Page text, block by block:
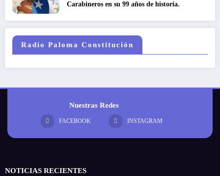
Carabineros en su 99 años de historia.
Radio Paloma Constitución
Nuestras Redes
FACEBOOK INSTAGRAM
NOTICIAS RECIENTES